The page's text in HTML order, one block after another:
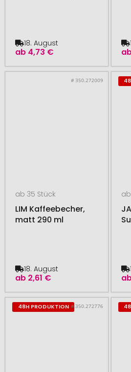
ab 4,73 €
18. August
# 350.272009
ab 35 Stück
LIM Kaffeebecher,
matt 290 ml
ab 2,61 €
18. August
48H PRODUKTION # 350.272776